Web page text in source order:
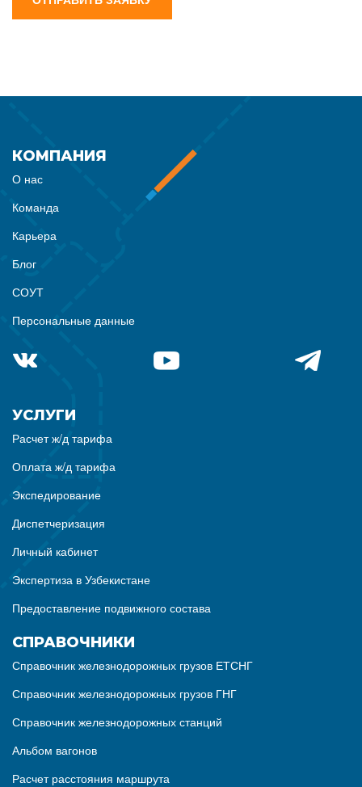
КОМПАНИЯ
О нас
Команда
Карьера
Блог
СОУТ
Персональные данные
УСЛУГИ
Расчет ж/д тарифа
Оплата ж/д тарифа
Экспедирование
Диспетчеризация
Личный кабинет
Экспертиза в Узбекистане
Предоставление подвижного состава
СПРАВОЧНИКИ
Справочник железнодорожных грузов ЕТСНГ
Справочник железнодорожных грузов ГНГ
Справочник железнодорожных станций
Альбом вагонов
Расчет расстояния маршрута